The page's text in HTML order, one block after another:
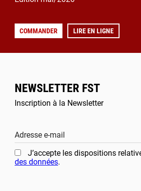
COMMANDER LIRE EN LIGNE
NEWSLETTER FST
Inscription à la Newsletter
Adresse e-mail
J’accepte les dispositions
des données.